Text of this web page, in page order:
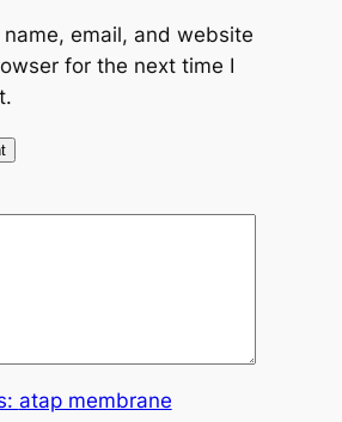
name, email, and website
for the next time I
atap membrane